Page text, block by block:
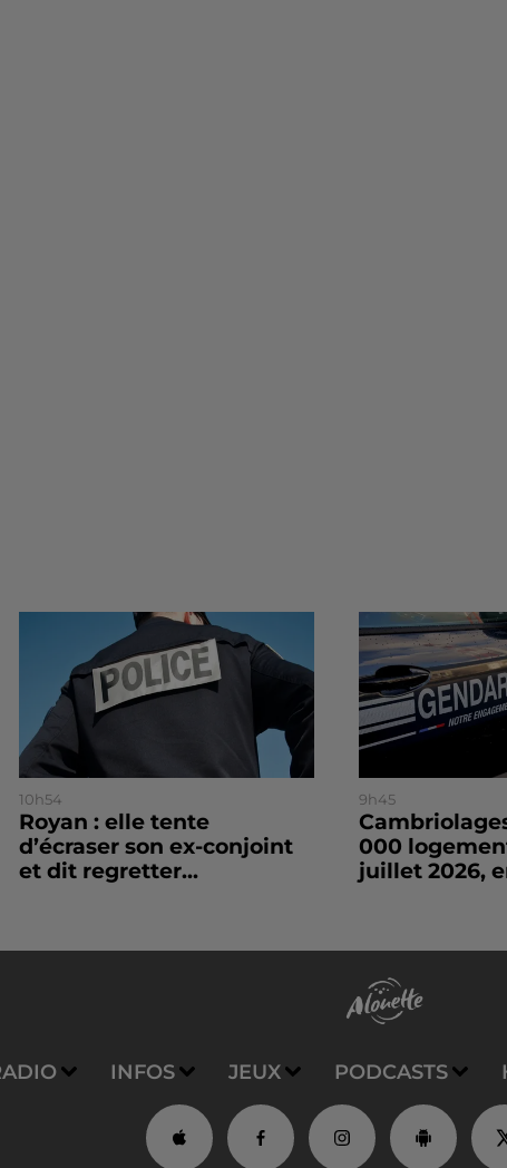
10h54
Royan : elle tente
d’écraser son ex-conjoint
et dit regretter...
9h45
000
juillet 2026,
INFOS JEUX PODCASTS